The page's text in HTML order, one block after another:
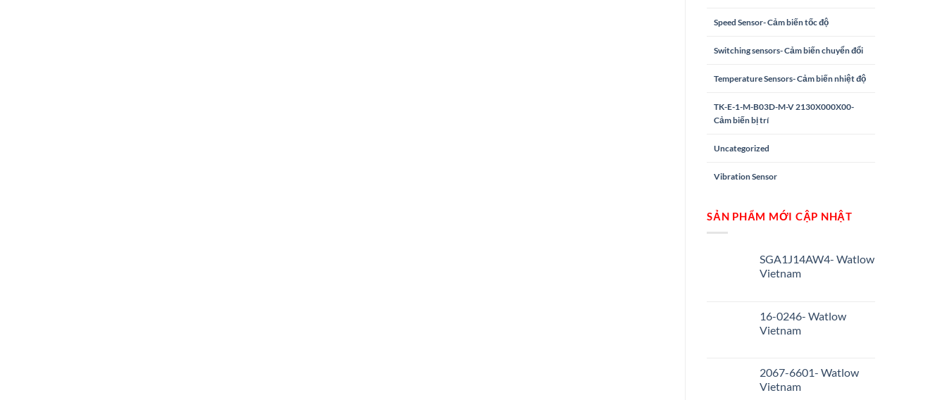
Speed Sensor- Cảm biến tốc độ
Switching sensors- Cảm biến chuyển đổi
Temperature Sensors- Cảm biến nhiệt độ
TK-E-1-M-B03D-M-V 2130X000X00-
Cảm biến bị trí
Uncategorized
Vibration Sensor
SẢN PHẨM MỚI CẬP NHẬT
SGA1J14AW4- Watlow
Vietnam
16-0246- Watlow
Vietnam
2067-6601- Watlow
Vietnam